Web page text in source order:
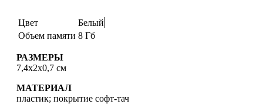
Цвет
Белый
Объем памяти 8 Гб
РАЗМЕРЫ
7,4х2х0,7 см
МАТЕРИАЛ
пластик; покрытие софт-тач